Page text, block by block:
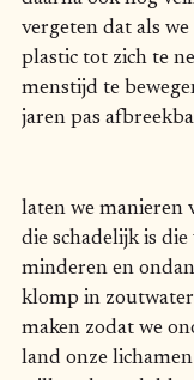
vergeten dat als
plastic tot zich te
menstijd te
jaren pas
laten we manieren
die schadelijk is
minderen en
klomp in
maken zodat we
land onze